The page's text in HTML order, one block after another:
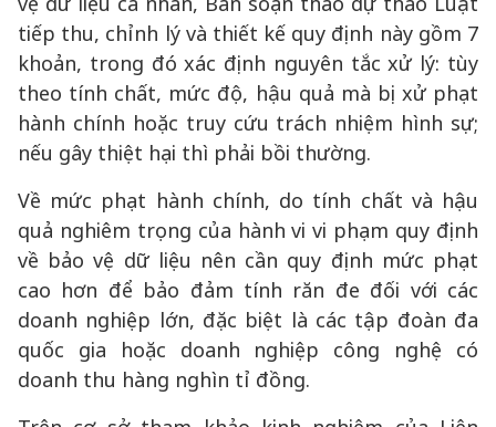
tiếp thu, chỉnh lý và thiết kế quy định này gồm 7
khoản, trong đó xác định nguyên tắc xử lý: tùy
theo tính chất, mức độ, hậu quả mà bị xử phạt
hành chính hoặc truy cứu trách nhiệm hình sự;
nếu gây thiệt hại thì phải bồi thường.
Về mức phạt hành chính, do tính chất và hậu
quả nghiêm trọng của hành vi vi phạm quy định
về bảo vệ dữ liệu nên cần quy định mức phạt
cao hơn để bảo đảm tính răn đe đối với các
doanh nghiệp lớn, đặc biệt là các tập đoàn đa
quốc gia hoặc doanh nghiệp công nghệ có
doanh thu hàng nghìn tỉ đồng.